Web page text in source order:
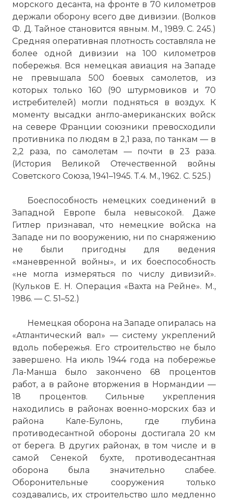
морского десанта, на фронте в 70 километров
держали оборону всего две дивизии. (Волков
Ф. Д. Тайное становится явным. М., 1989. С. 245.)
Средняя оперативная плотность составляла не
более одной дивизии на 100 километров
побережья. Вся немецкая авиация на Западе
не превышала 500 боевых самолетов, из
которых только 160 (90 штурмовиков и 70
истребителей) могли подняться в воздух. К
моменту высадки англо-американских войск
на севере Франции союзники превосходили
противника по людям в 2,1 раза, по танкам — в
2,2 раза, по самолетам — почти в 23 раза.
(История Великой Отечественной войны
Советского Союза, 1941–1945. Т.4. М., 1962. С. 525.)
Боеспособность немецких соединений в
Западной Европе была невысокой. Даже
Гитлер признавал, что немецкие войска на
Западе ни по вооружению, ни по снаряжению
не были пригодны для ведения
«маневренной войны», и их боеспособность
«не могла измеряться по числу дивизий».
(Кульков Е. Н. Операция «Вахта на Рейне». М.,
1986. — С. 51–52.)
Немецкая оборона на Западе опиралась на
«Атлантический вал» — систему укреплений
вдоль побережья. Его строительство не было
завершено. На июль 1944 года на побережье
Ла-Манша было закончено 68 процентов
работ, а в районе вторжения в Нормандии —
18 процентов. Сильные укрепления
находились в районах военно-морских баз и
района Кале-Булонь, где глубина
противодесантной обороны достигала 20 км
от берега. В других районах, в том числе и в
самой Сенекой бухте, противодесантная
оборона была значительно слабее.
Оборонительные сооружения только
создавались, их строительство шло медленно
☓
Фри́дрих Карл А́льберт До́льман (нем.
Friedrich Karl Albert Dollmann) (2 февраля
1882 — 28 июня 1944) — немецкий
мировой войны, особенно известен по
ранним этапам операции «Оверлорд».
Фото статьи: